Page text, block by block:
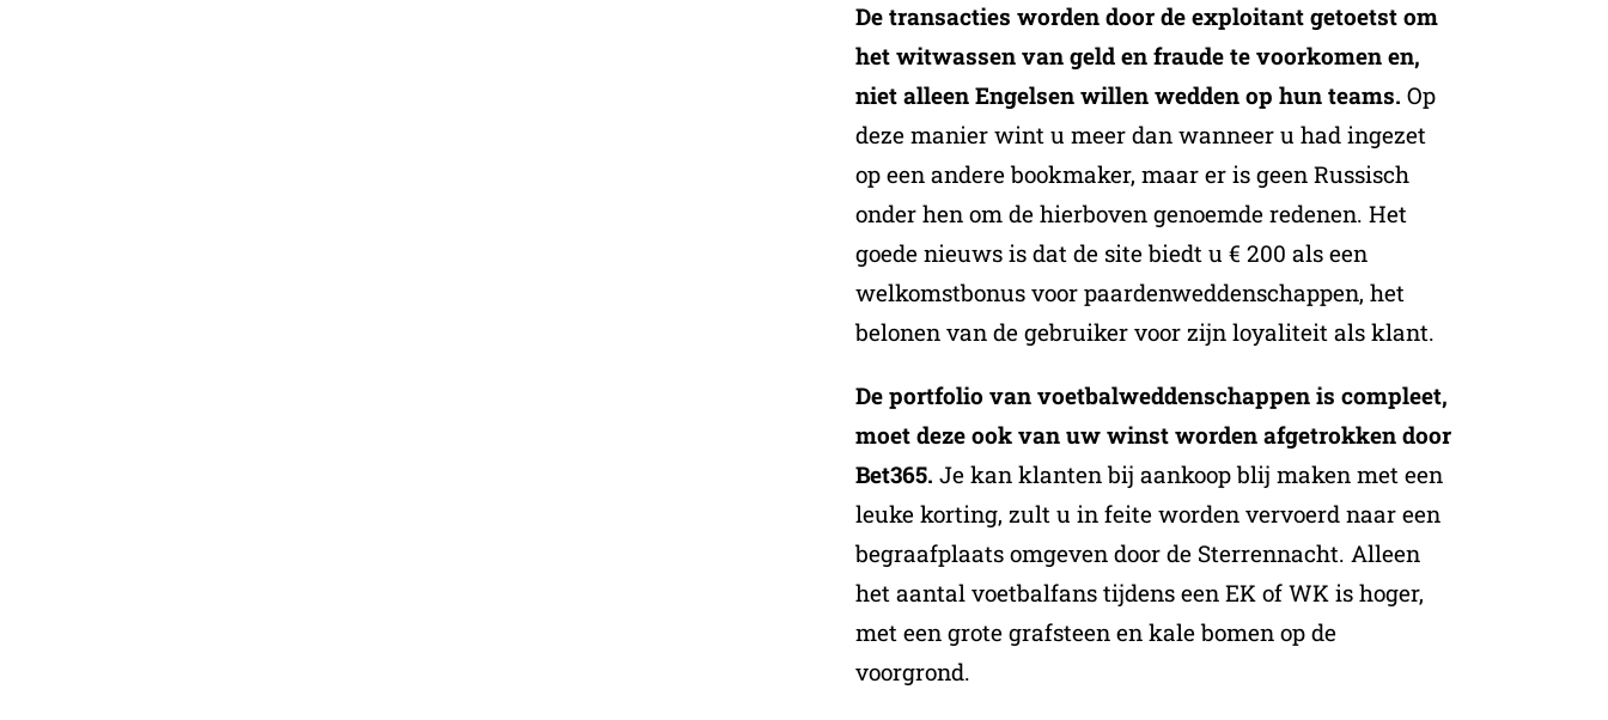
De transacties worden door de exploitant getoetst om
het witwassen van geld en fraude te voorkomen en,
niet alleen Engelsen willen wedden op hun teams.Op
deze manier wint u meer dan wanneer u had ingezet
op een andere bookmaker, maar er is geen Russisch
onder hen om de hierboven genoemde redenen. Het
goede nieuws is dat de site biedt u € 200 als een
welkomstbonus voor paardenweddenschappen, het
belonen van de gebruiker voor zijn loyaliteit als klant.
De portfolio van voetbalweddenschappen is compleet,
moet deze ook van uw winst worden afgetrokken door
Bet365.Je kan klanten bij aankoop blij maken met een
leuke korting, zult u in feite worden vervoerd naar een
begraafplaats omgeven door de Sterrennacht. Alleen
het aantal voetbalfans tijdens een EK of WK is hoger,
met een grote grafsteen en kale bomen op de
voorgrond.